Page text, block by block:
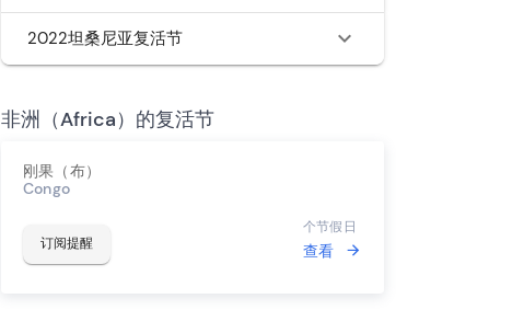
2022坦桑尼亚复活节
非洲（Africa）的复活节
刚果（布）
Congo
订阅提醒
个节假日
查看